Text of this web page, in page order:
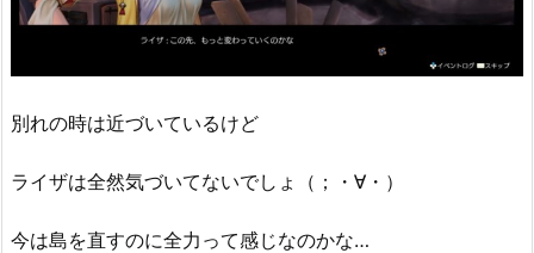
別れの時は近づいているけど
ライザは全然気づいてないでしょ（；・∀・）
今は島を直すのに全力って感じなのかな…